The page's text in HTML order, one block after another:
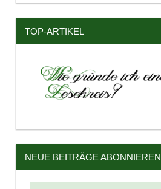
TOP-ARTIKEL
NEUE BEITRÄGE ABONNIEREN